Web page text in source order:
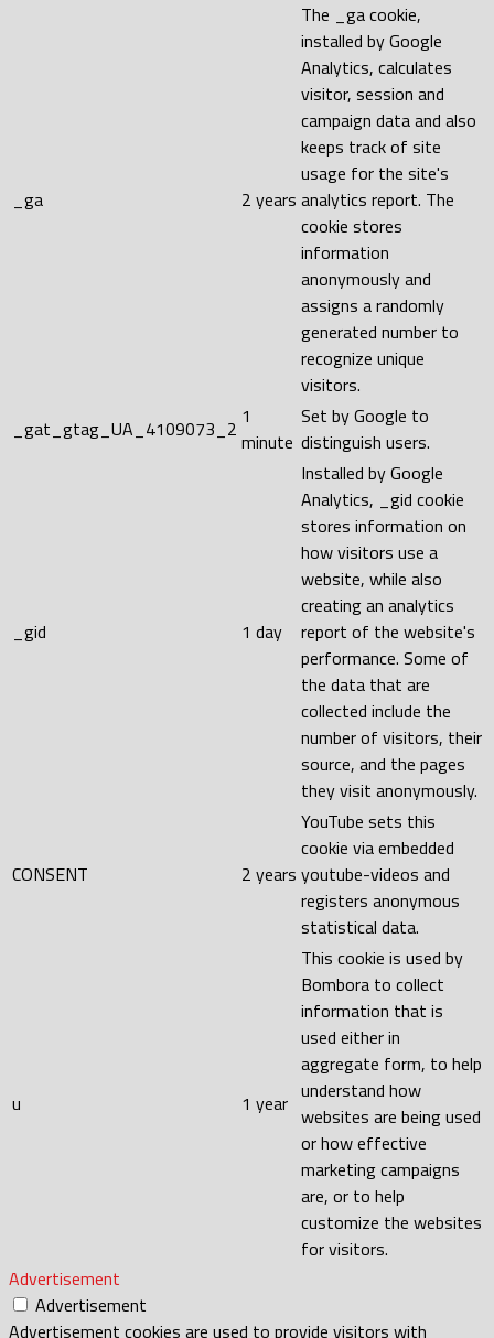
_ga 2 years
The _ga cookie,
installed by Google
Analytics, calculates
visitor, session and
campaign data and also
keeps track of site
usage for the site's
analytics report. The
cookie stores
information
anonymously and
assigns a randomly
generated number to
recognize unique
visitors.
_gat_gtag_UA_4109073_2 1
minute
Set by Google to
distinguish users.
_gid 1 day
Installed by Google
Analytics, _gid cookie
stores information on
how visitors use a
website, while also
creating an analytics
report of the website's
performance. Some of
the data that are
collected include the
number of visitors, their
source, and the pages
they visit anonymously.
CONSENT 2 years
YouTube sets this
cookie via embedded
youtube-videos and
registers anonymous
statistical data.
u 1 year
This cookie is used by
Bombora to collect
information that is
used either in
aggregate form, to help
understand how
websites are being used
or how effective
marketing campaigns
are, or to help
customize the websites
for visitors.
Advertisement
Advertisement
Advertisement cookies are used to provide visitors with